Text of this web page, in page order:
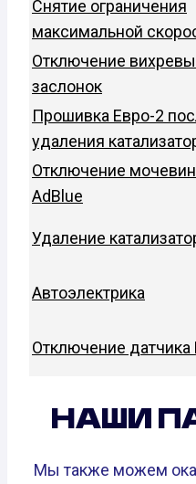
Снятие ограничения
максимальной
Отключение
заслонок
Прошивка Евро-2
удаления
Отключение
AdBlue
Удаление
Автоэлектрика
Отключение датчика
НАШИ
Мы также можем